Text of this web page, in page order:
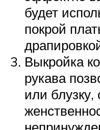
будет
покрой
Выкройка
рукава
или